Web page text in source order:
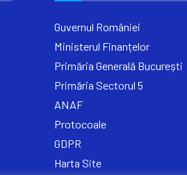
Guvernul României
Ministerul Finanțelor
Primăria Generală București
Primăria Sectorul 5
ANAF
Protocoale
GDPR
Harta Site